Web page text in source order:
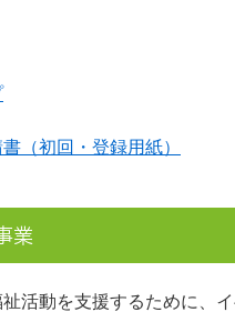
（初回・登録用紙）
業
活動を支援するために、